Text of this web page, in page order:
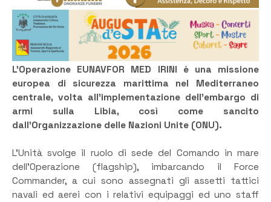
L’Operazione EUNAVFOR MED IRINI è una missione
europea di sicurezza marittima nel Mediterraneo
centrale, volta all’implementazione dell’embargo di
armi sulla Libia, così come sancito
dall’Organizzazione delle Nazioni Unite (ONU).
L’Unità svolge il ruolo di sede del Comando in mare
dell’Operazione (flagship), imbarcando il Force
Commander, a cui sono assegnati gli assetti tattici
navali ed aerei con i relativi equipaggi ed uno staff